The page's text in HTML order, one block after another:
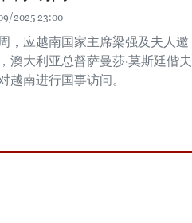
2025 23:00
，应越南国家主席梁强及夫人邀
澳大利亚总督萨曼莎·莫斯廷偕夫
越南进行国事访问。